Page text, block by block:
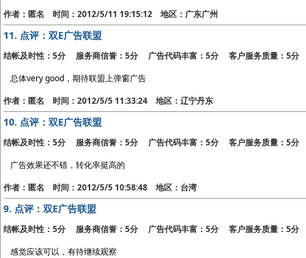
作者：匿名 时间：2012/5/11 19:15:12 地区：广东广州
11. 点评：双E广告联盟
结帐及时性：5分 服务商信誉：5分 广告代码丰富：5分 客户服务质量：5分
总体very good，期待联盟上弹窗广告
作者：匿名 时间：2012/5/5 11:33:24 地区：辽宁丹东
10. 点评：双E广告联盟
结帐及时性：5分 服务商信誉：5分 广告代码丰富：5分 客户服务质量：5分
广告效果还不错，转化率挺高的
作者：匿名 时间：2012/5/5 10:58:48 地区：台湾
9. 点评：双E广告联盟
结帐及时性：5分 服务商信誉：5分 广告代码丰富：5分 客户服务质量：5分
感觉应该可以，有待继续观察